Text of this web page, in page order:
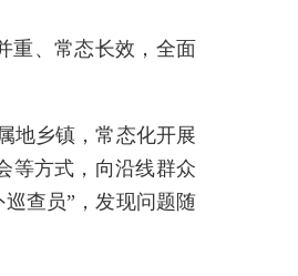
重、常态长效，全面
地乡镇，常态化开展
等方式，向沿线群众
查员”，发现问题随